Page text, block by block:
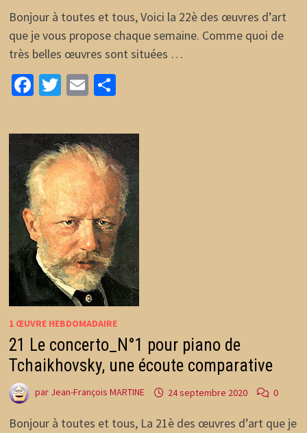
Bonjour à toutes et tous, Voici la 22è des œuvres d’art
que je vous propose chaque semaine. Comme quoi de
très belles œuvres sont situées …
Facebook
Twitter
EmailPartager
1 ŒUVRE HEBDOMADAIRE
21 Le concerto_N°1 pour piano de
Tchaikhovsky, une écoute comparative
par Jean-François MARTINE 24 septembre 2020 0
Bonjour à toutes et tous, La 21è des œuvres d’art que je